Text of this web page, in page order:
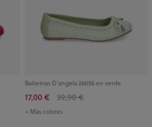
Bailarinas D'angela 26056 en verde
17,00 € 39,90 €
+ Más colores